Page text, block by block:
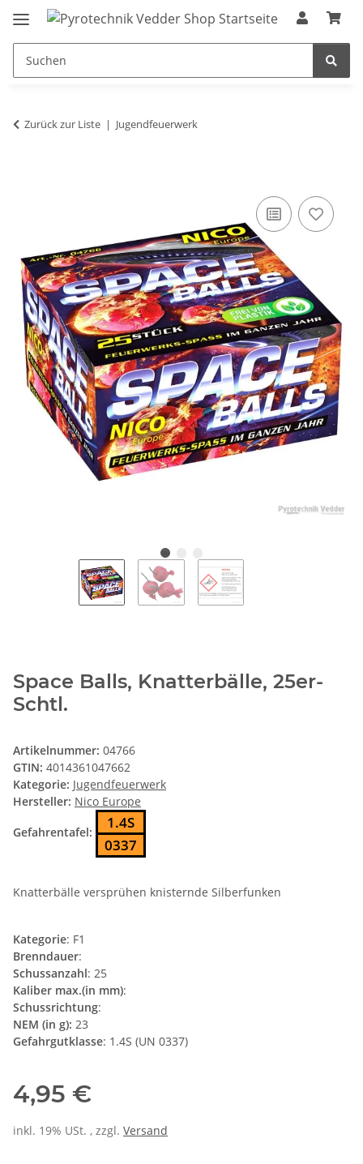
Zurück zur Liste Jugendfeuerwerk
Space Balls, Knatterbälle, 25er-
Schtl.
Artikelnummer: 04766
GTIN: 4014361047662
Kategorie: Jugendfeuerwerk
Hersteller: Nico Europe
Gefahrentafel:
1.4S
0337
Knatterbälle versprühen knisternde Silberfunken
Kategorie: F1
Brenndauer:
Schussanzahl: 25
Kaliber max.(in mm):
Schussrichtung:
NEM (in g): 23
Gefahrgutklasse: 1.4S (UN 0337)
4,95 €
inkl. 19% USt. , zzgl. Versand